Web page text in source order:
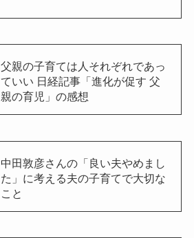
父親の子育ては人それぞれであっ
ていい 日経記事「進化が促す 父
親の育児」の感想
中田敦彦さんの「良い夫やめまし
た」に考える夫の子育てで大切な
こと